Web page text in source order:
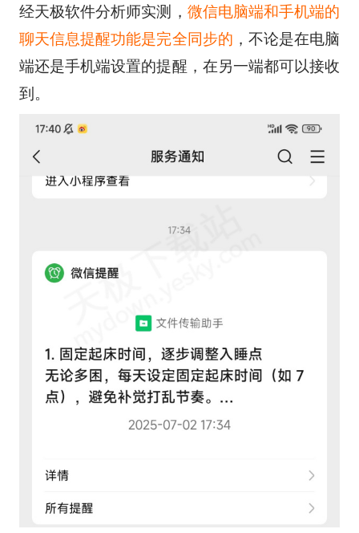
经天极软件分析师实测， 微信电脑端和手机端的
聊天信息提醒功能是完全同步的 ，不论是在电脑
端还是手机端设置的提醒，在另一端都可以接收
到。